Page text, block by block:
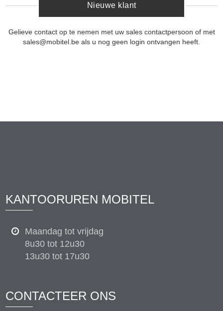
Nieuwe klant
Gelieve contact op te nemen met uw sales contactpersoon of met
sales@mobitel.be als u nog geen login ontvangen heeft.
KANTOORUREN MOBITEL
Maandag tot vrijdag
8u30 tot 12u30
13u30 tot 17u30
CONTACTEER ONS